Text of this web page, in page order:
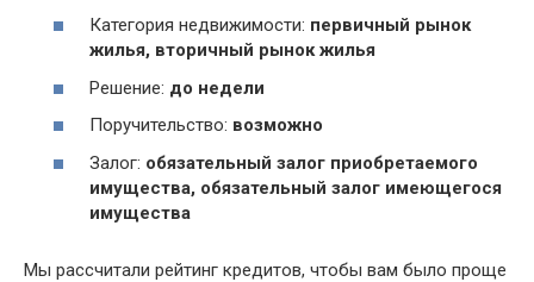
Категория недвижимости: первичный рынок
жилья, вторичный рынок жилья
Решение: до недели
Поручительство: возможно
Залог: обязательный залог приобретаемого
имущества, обязательный залог имеющегося
имущества
Мы рассчитали рейтинг кредитов, чтобы вам было проще